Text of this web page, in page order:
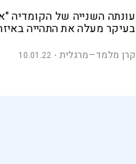
עונתה השנייה של הקומדיה
בעיקר מעלה את התהייה
קרן מלמד–מרגלית 10.01.22